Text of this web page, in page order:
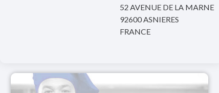
52 AVENUE DE LA MARNE
92600 ASNIERES
FRANCE